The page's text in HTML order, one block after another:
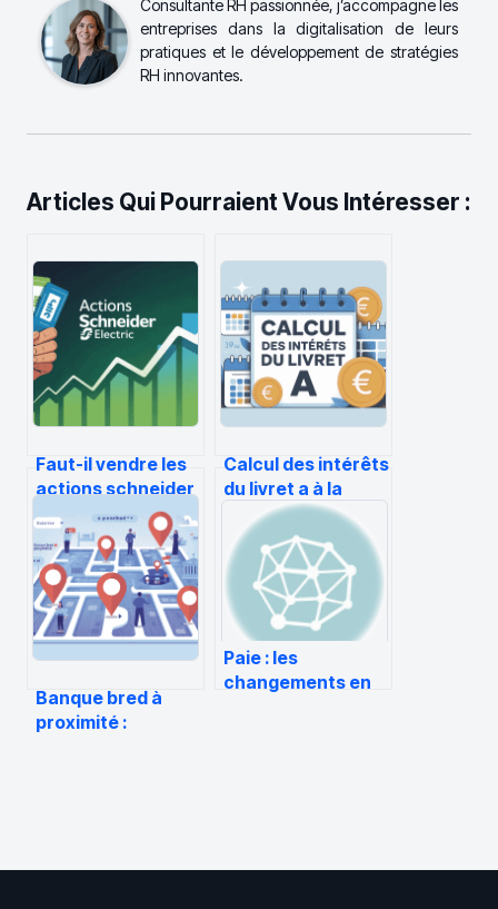
Consultante RH passionnée, j’accompagne les
entreprises dans la digitalisation de leurs
pratiques et le développement de stratégies
RH innovantes.
Articles Qui Pourraient Vous Intéresser :
Faut-il vendre les
actions schneider
maintenant ou
encore patienter
Calcul des intérêts
du livret a à la
quinzaine expliqué
simplement
Banque bred à
proximité :
Paie : les
changements en